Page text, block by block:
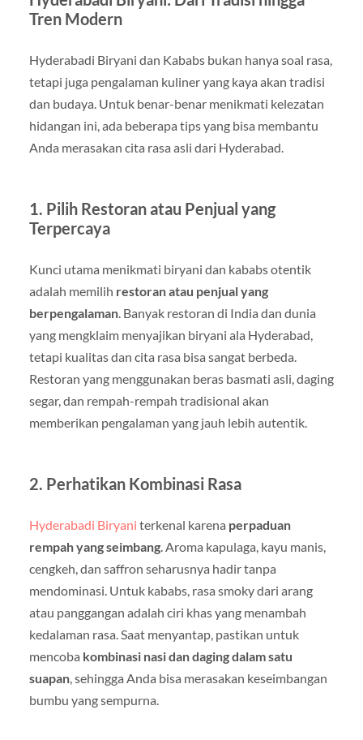
Tren Modern
Hyderabadi Biryani dan Kababs bukan hanya soal rasa,
tetapi juga pengalaman kuliner yang kaya akan tradisi
dan budaya. Untuk benar-benar menikmati kelezatan
hidangan ini, ada beberapa tips yang bisa membantu
Anda merasakan cita rasa asli dari Hyderabad.
1. Pilih Restoran atau Penjual yang
Terpercaya
Kunci utama menikmati biryani dan kababs otentik
adalah memilih restoran atau penjual yang
berpengalaman. Banyak restoran di India dan dunia
yang mengklaim menyajikan biryani ala Hyderabad,
tetapi kualitas dan cita rasa bisa sangat berbeda.
Restoran yang menggunakan beras basmati asli, daging
segar, dan rempah-rempah tradisional akan
memberikan pengalaman yang jauh lebih autentik.
2. Perhatikan Kombinasi Rasa
Hyderabadi Biryani terkenal karena perpaduan
rempah yang seimbang. Aroma kapulaga, kayu manis,
cengkeh, dan saffron seharusnya hadir tanpa
mendominasi. Untuk kababs, rasa smoky dari arang
atau panggangan adalah ciri khas yang menambah
kedalaman rasa. Saat menyantap, pastikan untuk
mencoba kombinasi nasi dan daging dalam satu
suapan, sehingga Anda bisa merasakan keseimbangan
bumbu yang sempurna.